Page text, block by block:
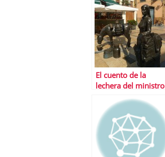
El cuento de la
lechera del ministro